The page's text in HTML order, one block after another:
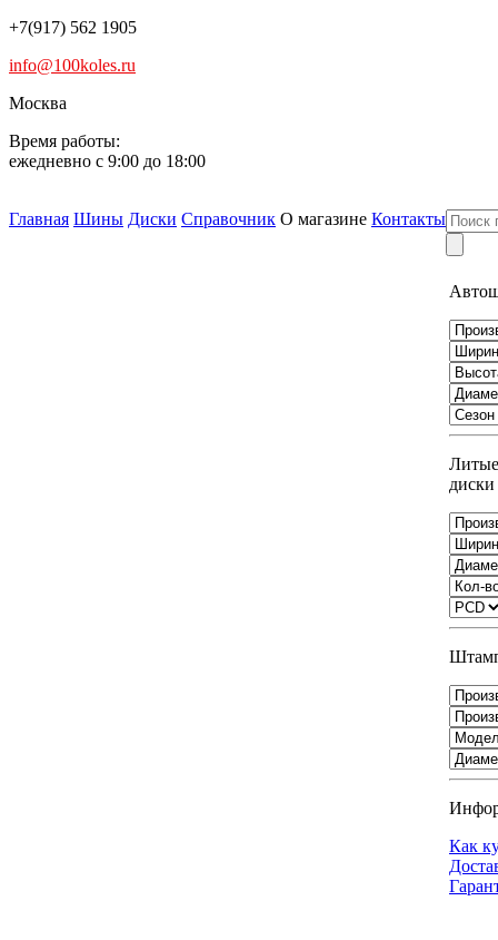
+7(917) 562 1905
info@100koles.ru
Москва
Время работы:
ежедневно с 9:00 до 18:00
Главная Шины Диски Справочник О магазине Контакты
Литые
диски
Как